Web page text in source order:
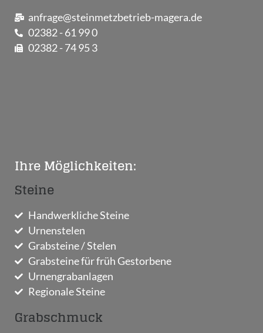
anfrage@steinmetzbetrieb-magera.de
02382 - 61 99 0
02382 - 74 95 3
Ihre Möglichkeiten:
Steine
Handwerkliche Steine
Urnenstelen
Grabsteine / Stelen
Grabsteine für früh Gestorbene
Urnengrabanlagen
Regionale Steine
Grabschmuck